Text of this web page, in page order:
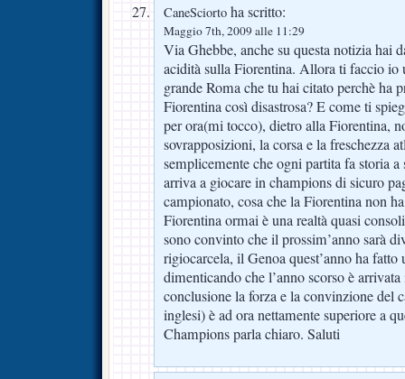
CaneSciorto ha scritto:
Maggio 7th, 2009 alle 11:29
Via Ghebbe, anche su questa notizia hai
acidità sulla Fiorentina. Allora ti faccio io
grande Roma che tu hai citato perchè ha
Fiorentina così disastrosa? E come ti
per ora(mi tocco), dietro alla Fiorentina,
sovrapposizioni, la corsa e la freschezza
semplicemente che ogni partita fa storia a
arriva a giocare in champions di sicuro
campionato, cosa che la Fiorentina non
Fiorentina ormai è una realtà quasi
sono convinto che il prossim’anno sarà
rigiocarcela, il Genoa quest’anno ha
dimenticando che l’anno scorso è
conclusione la forza e la convinzione del
inglesi) è ad ora nettamente superiore a
Champions parla chiaro. Saluti